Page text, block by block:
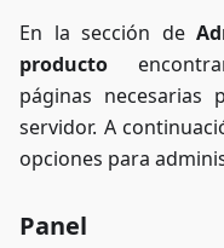
En la sección de
producto
páginas necesarias
servidor. A
opciones para
Panel